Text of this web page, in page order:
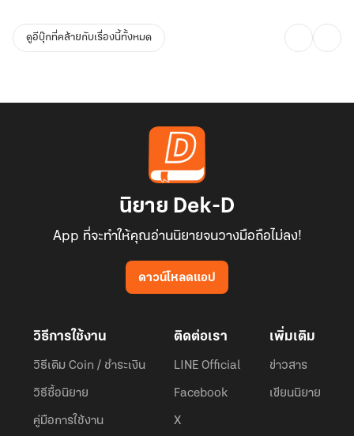
ดูอีบุ๊กที่คล้ายกับเรื่องนี้ทั้งหมด
นิยาย Dek-D
App ที่จะทำให้คุณอ่านนิยายจนวางมือถือไม่ลง!
ดาวน์โหลดแอป
วิธีการใช้งาน
วิธีเติม Coin / ชำระเงิน
วิธีซื้อนิยาย
คู่มือการใช้งาน
ติดต่อเรา
LINE Official
Facebook
X
เพิ่มเติม
ข่าวสาร
เขียนนิยาย